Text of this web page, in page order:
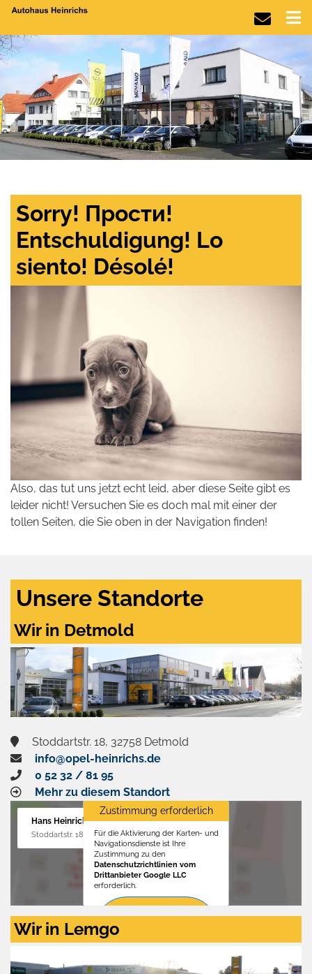
Sorry! Прости!
Entschuldigung! Lo
siento! Désolé!
Also, das tut uns jetzt echt leid, aber diese Seite gibt es
leider nicht! Versuchen Sie es doch mal mit einer der
tollen Seiten, die Sie oben in der Navigation finden!
Unsere Standorte
Wir in Detmold
Stoddartstr. 18, 32758 Detmold
info@opel-heinrichs.de
0 52 32 / 81 95
Mehr zu diesem Standort
Hans Heinrichs GmbH
Stoddartstr. 18, 32758 Detmold
Zustimmung erforderlich
Für die Aktivierung der Karten- und
Navigationsdienste ist Ihre
Zustimmung zu den
Datenschutzrichtlinien vom
Drittanbieter Google LLC
erforderlich.
Zustimmen
aktivieren
Wir in Lemgo